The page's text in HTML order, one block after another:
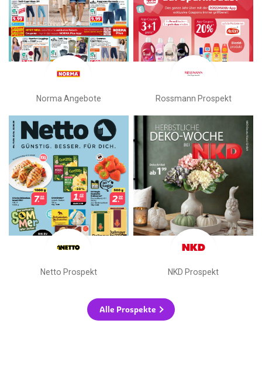
Norma Angebote Rossmann Prospekt
Netto Prospekt NKD Prospekt
Alle Prospekte